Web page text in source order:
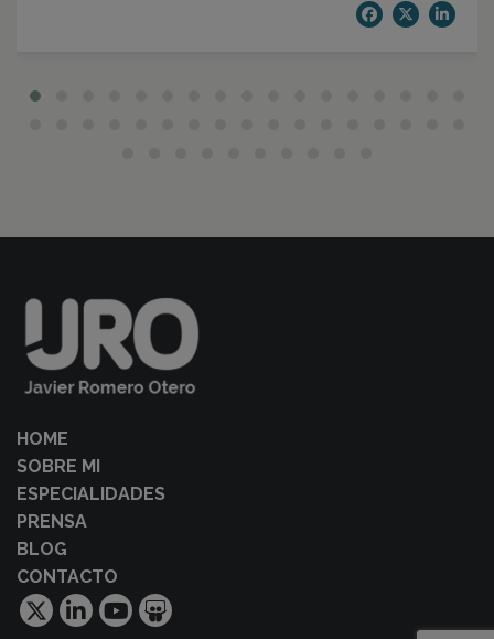
HOME
SOBRE MI
ESPECIALIDADES
PRENSA
BLOG
CONTACTO